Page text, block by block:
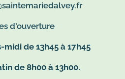
d'ouverture
de 13h45 à 17h45
de 8h00 à 13h00.